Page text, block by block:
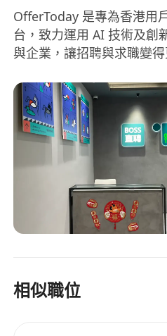
OfferToday 是專為香港用
台，致力運用 AI 技術及創
與企業，讓招聘與求職變
platform built for Hong
connecting job seekers
innovative technology
experience.
相似職位